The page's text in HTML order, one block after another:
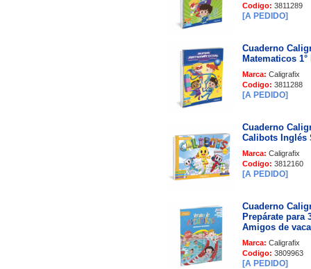
Codigo: 3811289
[A PEDIDO]
Cuaderno
Matematicos 1°
Marca: Caligrafix
Codigo: 3811288
[A PEDIDO]
Cuaderno
Calibots Inglés
Marca: Caligrafix
Codigo: 3812160
[A PEDIDO]
Cuaderno
Prepárate para
Amigos de
Marca: Caligrafix
Codigo: 3809963
[A PEDIDO]